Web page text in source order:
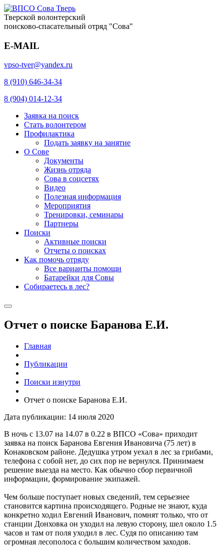
Тверской волонтерский
поисково-спасательный отряд "Сова"
E-MAIL
vpso-tver@yandex.ru
8 (910) 646-34-34
8 (904) 014-12-34
Заявка на поиск
Стать волонтером
Профилактика
Подать заявку на занятие
О Сове
Документы
Жизнь отряда
Сова в соцсетях
Видео
Полезная информация
Мероприятия
Тренировки, семинары
Партнеры
Поиски
Активные поиски
Отчеты о поисках
Как помочь отряду
Все варианты помощи
Батарейки для Совы
Собираетесь в лес?
Отчет о поиске Баранова Е.И.
Главная
Публикации
Поиски изнутри
Отчет о поиске Баранова Е.И.
Дата публикации: 14 июля 2020
В ночь с 13.07 на 14.07 в 0.22 в ВПСО «Сова» приходит
заявка на поиск Баранова Евгения Ивановича (75 лет) в
Конаковском районе. Дедушка утром уехал в лес за грибами,
телефона с собой нет, до сих пор не вернулся. Принимаем
решение выезда на место. Как обычно сбор первичной
информации, формирование экипажей.
Чем больше поступает новых сведений, тем серьезнее
становится картина происходящего. Родные не знают, куда
конкретно ходил Евгений Иванович, помнят только, что от
станции Донховка он уходил на левую сторону, шел около 1.5
часов и там от поля уходил в лес. Судя по описанию там
огромная лесополоса с большим количеством заходов.